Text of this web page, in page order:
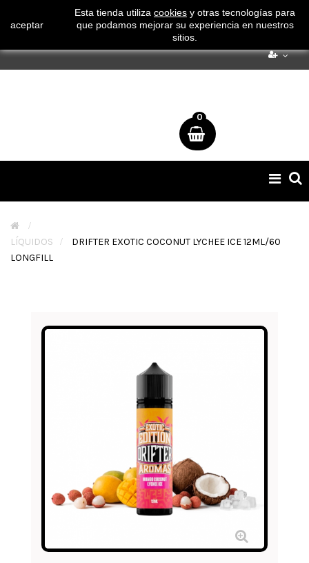
¡ Consigue tu envío gratuito por compras superiores a 50€
!
0
de
>
LÍQUIDOS
>
DRIFTER EXOTIC COCONUT LYCHEE ICE 12ML/60
LONGFILL
aceptar
Esta tienda utiliza cookies y otras tecnologías para
que podamos mejorar su experiencia en nuestros
sitios.